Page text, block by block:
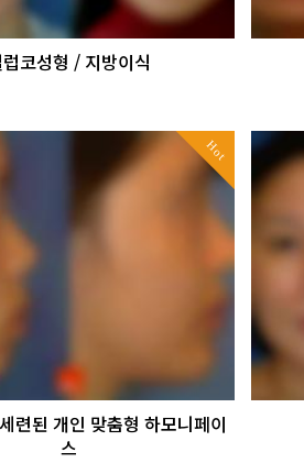
코성형 / 지방이식
Hot
련된 개인 맞춤형 하모니페이
스